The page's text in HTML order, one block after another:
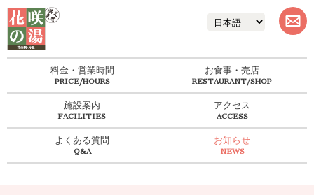
料金・営業時間 お食事・売店
施設案内 アクセス
よくある質問 お知らせ